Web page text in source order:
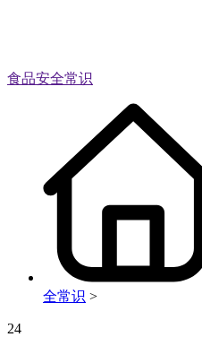
食品安全常识
全常识 >
24